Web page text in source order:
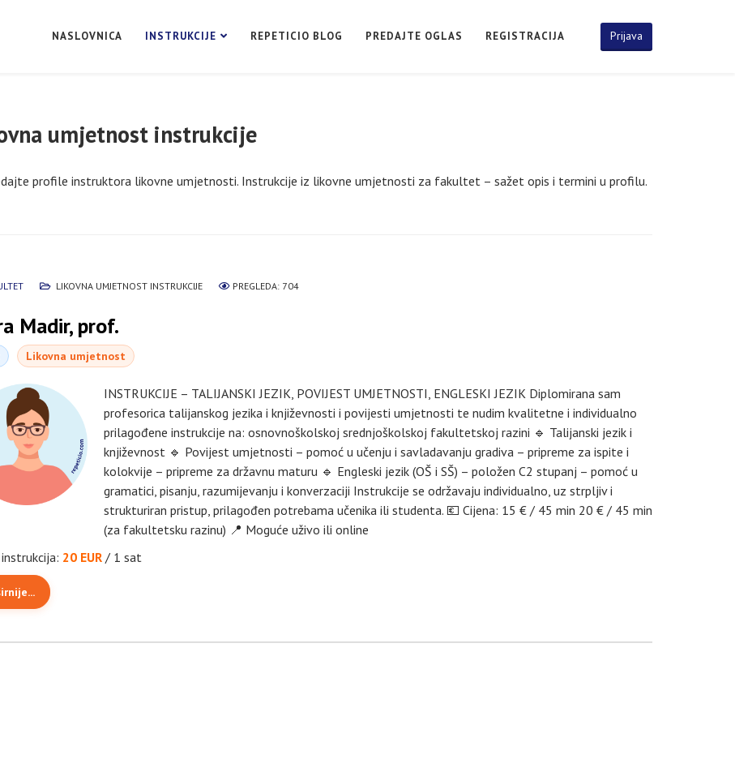
Prijava
NASLOVNICA INSTRUKCIJE REPETICIO BLOG PREDAJTE OGLAS REGISTRACIJA
umjetnost instrukcije
profile instruktora likovne umjetnosti. Instrukcije iz likovne umjetnosti za fakultet – sažet opis i termini u profilu.
LIKOVNA UMJETNOST INSTRUKCIJE PREGLEDA: 704
Madir, prof.
Likovna umjetnost
INSTRUKCIJE – TALIJANSKI JEZIK, POVIJEST UMJETNOSTI, ENGLESKI JEZIK Diplomirana sam
profesorica talijanskog jezika i književnosti i povijesti umjetnosti te nudim kvalitetne i individualno
prilagođene instrukcije na: osnovnoškolskoj srednjoškolskoj fakultetskoj razini 🔹 Talijanski jezik i
književnost 🔹 Povijest umjetnosti – pomoć u učenju i savladavanju gradiva – pripreme za ispite i
kolokvije – pripreme za državnu maturu 🔹 Engleski jezik (OŠ i SŠ) – položen C2 stupanj – pomoć u
gramatici, pisanju, razumijevanju i konverzaciji Instrukcije se održavaju individualno, uz strpljiv i
strukturiran pristup, prilagođen potrebama učenika ili studenta. 💶 Cijena: 15 € / 45 min 20 € / 45 min
(za fakultetsku razinu) 📍 Moguće uživo ili online
20 EUR / 1 sat